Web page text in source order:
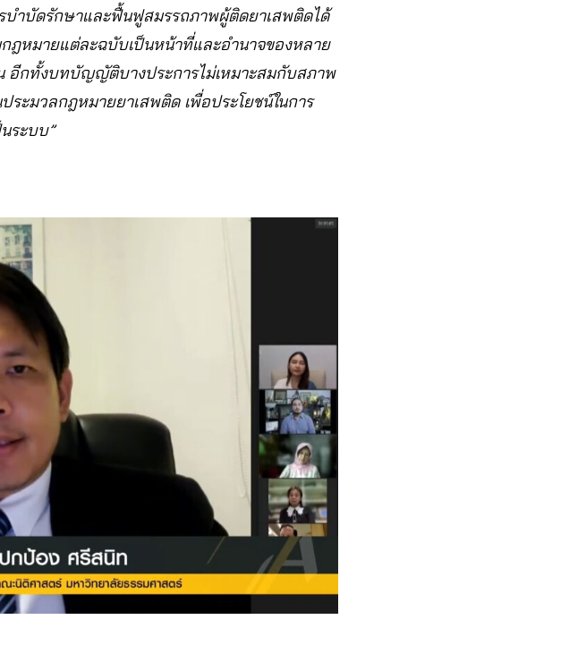
บำบัดรักษาและฟื้นฟูสมรรถภาพผู้ติดยาเสพติดได้
ฎหมายแต่ละฉบับเป็นหน้าที่และอำนาจของหลาย
อีกทั้งบทบัญญัติบางประการไม่เหมาะสมกับสภาพ
ะมวลกฎหมายยาเสพติด เพื่อประโยชน์ในการ
ระบบ”